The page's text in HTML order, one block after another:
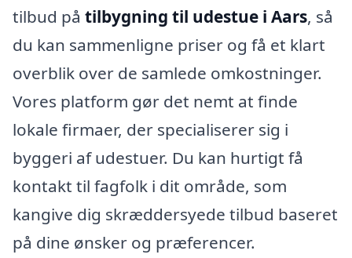
tilbud på tilbygning til udestue i Aars, så
du kan sammenligne priser og få et klart
overblik over de samlede omkostninger.
Vores platform gør det nemt at finde
lokale firmaer, der specialiserer sig i
byggeri af udestuer. Du kan hurtigt få
kontakt til fagfolk i dit område, som
kangive dig skræddersyede tilbud baseret
på dine ønsker og præferencer.